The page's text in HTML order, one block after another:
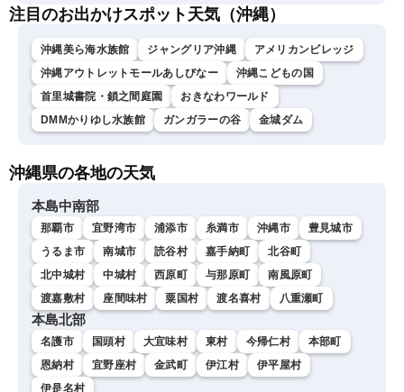
注目のお出かけスポット天気（沖縄）
沖縄美ら海水族館 ジャングリア沖縄
アメリカンビレッジ
沖縄アウトレットモールあしびなー
沖縄こどもの国
首里城書院・鎖之間庭園
おきなわワールド
DMMかりゆし水族館
ガンガラーの谷 金城ダム
沖縄県の各地の天気
本島中南部
那覇市 宜野湾市 浦添市 糸満市 沖縄市
豊見城市
うるま市
南城市 読谷村 嘉手納町
北谷町
北中城村
中城村 西原町 与那原町
南風原町
渡嘉敷村
座間味村 粟国村 渡名喜村 八重瀬町
本島北部
名護市 国頭村 大宜味村 東村 今帰仁村
本部町
恩納村
宜野座村 金武町 伊江村
伊平屋村
伊是名村